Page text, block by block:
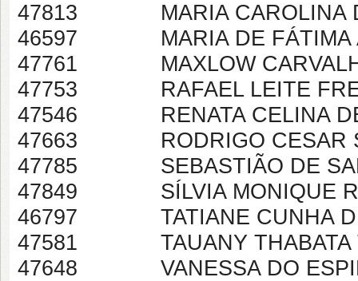
47813 MARIA CAROLINA DE
46597 MARIA DE FÁTIMA
47761 MAXLOW
47753 RAFAEL LEITE
47546 RENATA CELINA DE
47663 RODRIGO CESAR
47785 SEBASTIÃO DE
47849 SÍLVIA MONIQUE
46797 TATIANE CUNHA
47581 TAUANY THABATA
47648 VANESSA DO